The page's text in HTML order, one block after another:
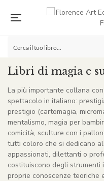
Libri di magia e
La più importante collana
spettacolo in italiano:
prestigio (cartomagia,
mentalismo, magia per
comicità, sculture con i
tutti coloro che si dedicano
appassionati, dilettanti o
costituiscono degli strumenti
proprie conoscenze teoriche